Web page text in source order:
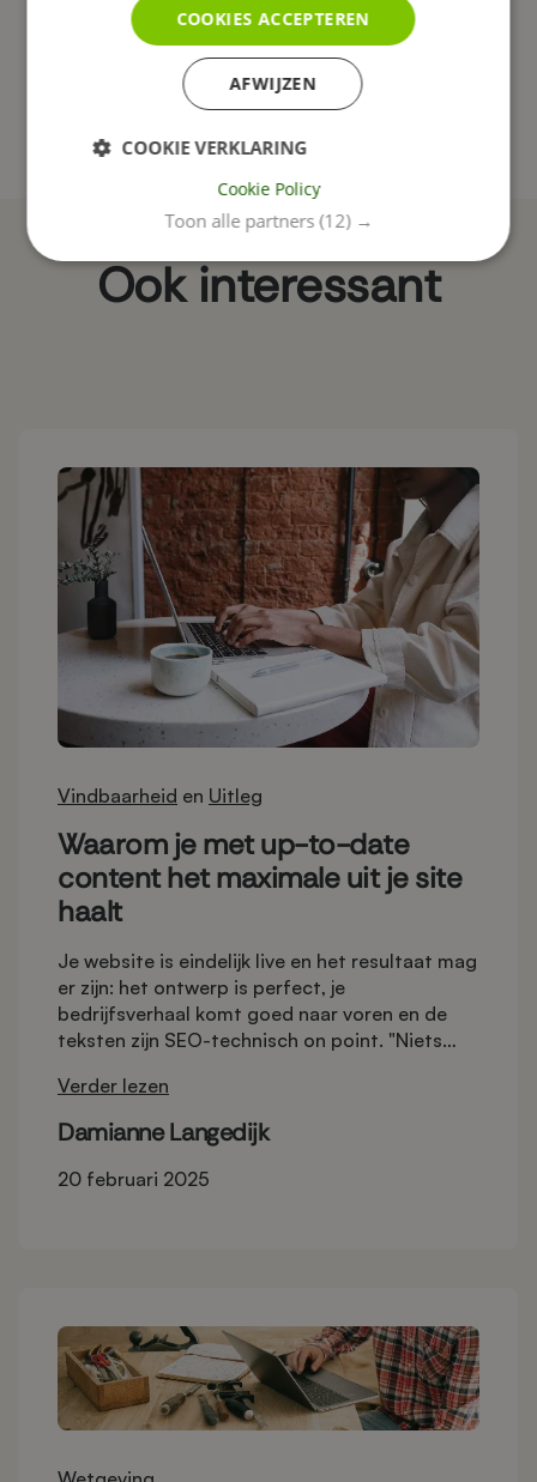
Online marketing
CMS Conversie
Vindbaarheid
AVG Youtube Formulier
Afbeeldingen
Statistieken Content Google
Ook interessant
Vindbaarheid en Uitleg
Waarom je met up-to-date
content het maximale uit je site
haalt
Je website is eindelijk live en het resultaat mag
er zijn: het ontwerp is perfect, je
bedrijfsverhaal komt goed naar voren en de
teksten zijn SEO-technisch on point. "Niets
een valkuil om achterover te leunen zodra je
site live is.
Verder lezen
Damianne Langedijk
20 februari 2025
Toon alle partners (12) →
COOKIES ACCEPTEREN
AFWIJZEN
COOKIE VERKLARING
Cookie Policy